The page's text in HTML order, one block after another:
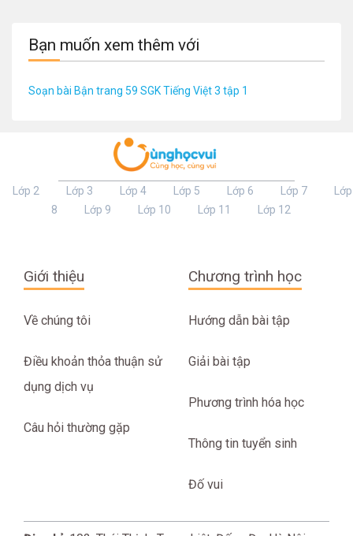
Bạn muốn xem thêm với
Soạn bài Bận trang 59 SGK Tiếng Việt 3 tập 1
Lớp 2 Lớp 3 Lớp 4 Lớp 5 Lớp 6 Lớp 7
Lớp
8
Lớp 9 Lớp 10 Lớp 11 Lớp 12
Giới thiệu
Về chúng tôi
Điều khoản thỏa thuận sử
dụng dịch vụ
Câu hỏi thường gặp
Chương trình học
Hướng dẫn bài tập
Giải bài tập
Phương trình hóa học
Thông tin tuyển sinh
Đố vui